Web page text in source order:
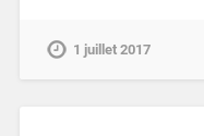
1 juillet 2017